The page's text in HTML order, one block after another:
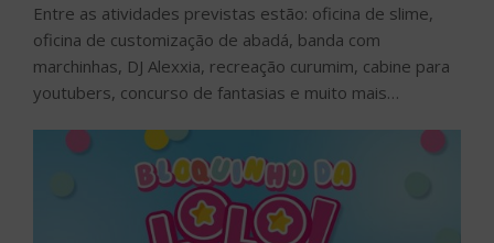
Entre as atividades previstas estão: oficina de slime,
oficina de customização de abadá, banda com
marchinhas, DJ Alexxia, recreação curumim, cabine para
youtubers, concurso de fantasias e muito mais…